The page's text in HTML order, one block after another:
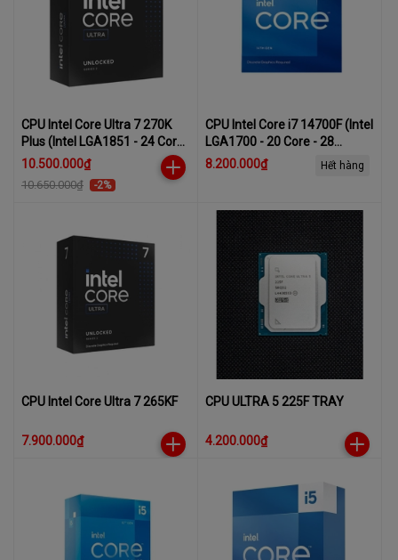
CPU Intel Core Ultra 7 270K
Plus (Intel LGA1851 - 24 Core
- 24 Thread - Base 3.2Ghz -
Turbo 5.5Ghz - Cache 36MB)
10.500.000₫
10.650.000₫ -2%
CPU Intel Core i7 14700F (Intel
LGA1700 - 20 Core - 28
Thread - Base 2.1Ghz - Turbo
8.200.000₫ Hết hàng
CPU Intel Core Ultra 7 265KF
7.900.000₫
CPU ULTRA 5 225F TRAY
4.200.000₫